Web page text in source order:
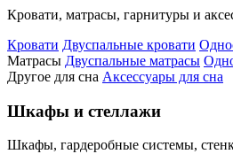
Кровати, матрасы, гарнитуры и
Кровати Двуспальные кровати
Матрасы Двуспальные матрасы
Другое для сна Аксессуары для сна
Шкафы и стеллажи
Шкафы, гардеробные системы,